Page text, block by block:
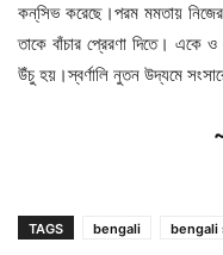
কন্‌সিভ করেছে।পরম মমতায়
তাকে বাঁচার প্রেরণা দিতে। একে
উঁচু হয়।স্বর্ণালি নুতন উদ্যমে
TAGS bengali bengali